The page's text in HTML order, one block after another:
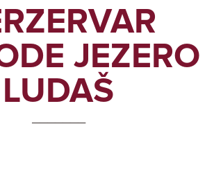
JEZERO
LUDAŠ
_______